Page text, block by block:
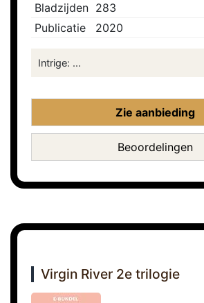
Bladzijden 283
Publicatie
2020
Intrige: ...
Zie aanbieding
Beoordelingen
Virgin River 2e trilogie